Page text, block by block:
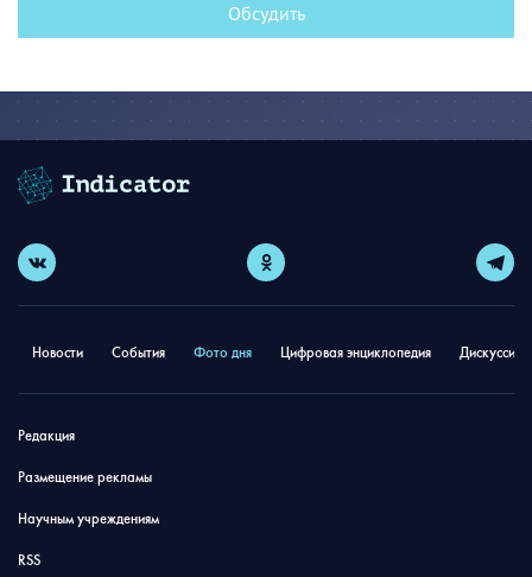
Обсудить
Новости События Фото дня Цифровая энциклопедия
Редакция
Размещение рекламы
Научным учреждениям
RSS